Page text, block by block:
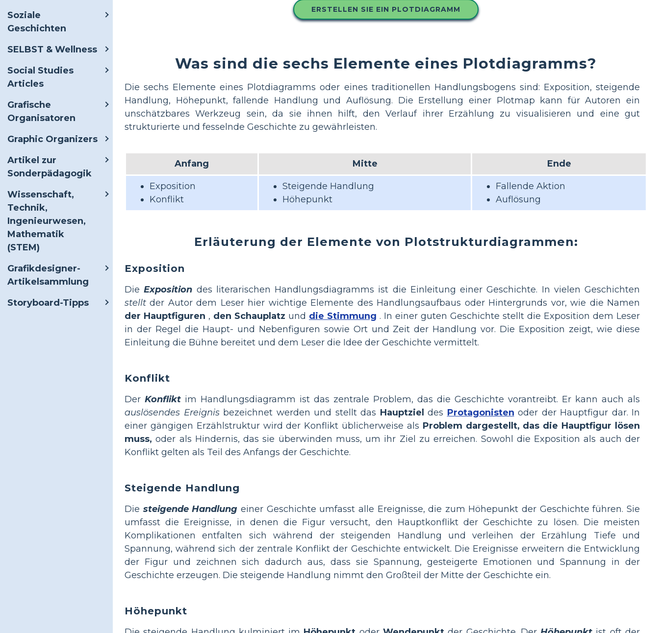
Soziale
Geschichten
SELBST & Wellness
Social Studies
Articles
Grafische
Organisatoren
Graphic Organizers
Artikel zur
Sonderpädagogik
Wissenschaft,
Technik,
Ingenieurwesen,
Mathematik
(STEM)
Grafikdesigner-
Artikelsammlung
Storyboard-Tipps
ERSTELLEN SIE EIN PLOTDIAGRAMM
Was sind die sechs Elemente eines Plotdiagramms?
Die sechs Elemente eines Plotdiagramms oder eines traditionellen Handlungsbogens sind: Exposition, steigende
Handlung, Höhepunkt, fallende Handlung und Auflösung. Die Erstellung einer Plotmap kann für Autoren ein
unschätzbares Werkzeug sein, da sie ihnen hilft, den Verlauf ihrer Erzählung zu visualisieren und eine gut
strukturierte und fesselnde Geschichte zu gewährleisten.
Anfang Mitte Ende
Exposition
Konflikt
Steigende Handlung
Höhepunkt
Fallende Aktion
Auflösung
Erläuterung der Elemente von Plotstrukturdiagrammen:
Exposition
DieExposition des literarischen Handlungsdiagramms ist die Einleitung einer Geschichte. In vielen Geschichten
stellt der Autor dem Leser hier wichtige Elemente des Handlungsaufbaus oder Hintergrunds vor, wie die Namen
der Hauptfiguren , den Schauplatz und die Stimmung . In einer guten Geschichte stellt die Exposition dem Leser
in der Regel die Haupt- und Nebenfiguren sowie Ort und Zeit der Handlung vor. Die Exposition zeigt, wie diese
Einleitung die Bühne bereitet und dem Leser die Idee der Geschichte vermittelt.
Konflikt
Der Konflikt im Handlungsdiagramm ist das zentrale Problem, das die Geschichte vorantreibt. Er kann auch als
auslösendes Ereignisbezeichnet werden und stellt das Hauptziel des Protagonisten oder der Hauptfigur dar. In
einer gängigen Erzählstruktur wird der Konflikt üblicherweise als Problem dargestellt, das die Hauptfigur lösen
muss, oder als Hindernis, das sie überwinden muss, um ihr Ziel zu erreichen. Sowohl die Exposition als auch der
Konflikt gelten als Teil des Anfangs der Geschichte.
Steigende Handlung
Die steigende Handlung einer Geschichte umfasst alle Ereignisse, die zum Höhepunkt der Geschichte führen. Sie
umfasst die Ereignisse, in denen die Figur versucht, den Hauptkonflikt der Geschichte zu lösen. Die meisten
Komplikationen entfalten sich während der steigenden Handlung und verleihen der Erzählung Tiefe und
Spannung, während sich der zentrale Konflikt der Geschichte entwickelt. Die Ereignisse erweitern die Entwicklung
der Figur und zeichnen sich dadurch aus, dass sie Spannung, gesteigerte Emotionen und Spannung in der
Geschichte erzeugen. Die steigende Handlung nimmt den Großteil der Mitte der Geschichte ein.
Höhepunkt